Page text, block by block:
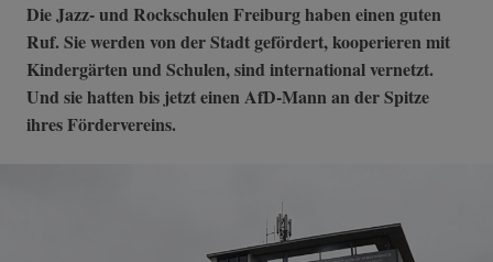
Die Jazz- und Rockschulen Freiburg haben einen guten
Ruf. Sie werden von der Stadt gefördert, kooperieren mit
Kindergärten und Schulen, sind international vernetzt.
Und sie hatten bis jetzt einen AfD-Mann an der Spitze
ihres Fördervereins.